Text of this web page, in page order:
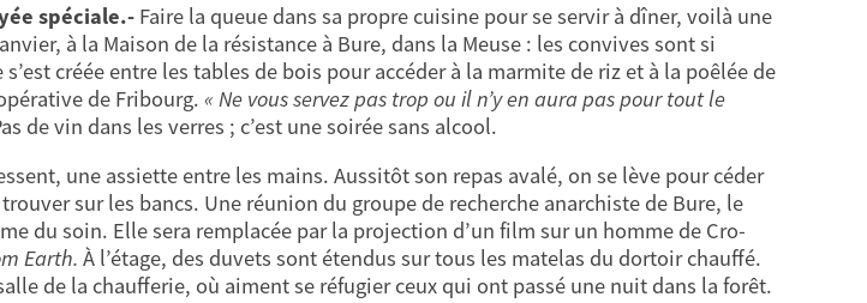
spéciale.-Faire la queue dans sa propre cuisine pour se servir à dîner, voilà une
à la Maison de la résistance à Bure, dans la Meuse : les convives sont si
créée entre les tables de bois pour accéder à la marmite de riz et à la poêlée de
de Fribourg. « Ne vous servez pas trop ou il n’y en aura pas pour tout le
de vin dans les verres ; c’est une soirée sans alcool.
une assiette entre les mains. Aussitôt son repas avalé, on se lève pour céder
sur les bancs. Une réunion du groupe de recherche anarchiste de Bure, le
du soin. Elle sera remplacée par la projection d’un film sur un homme de Cro-
Earth. À l’étage, des duvets sont étendus sur tous les matelas du dortoir chauffé.
de la chaufferie, où aiment se réfugier ceux qui ont passé une nuit dans la forêt.